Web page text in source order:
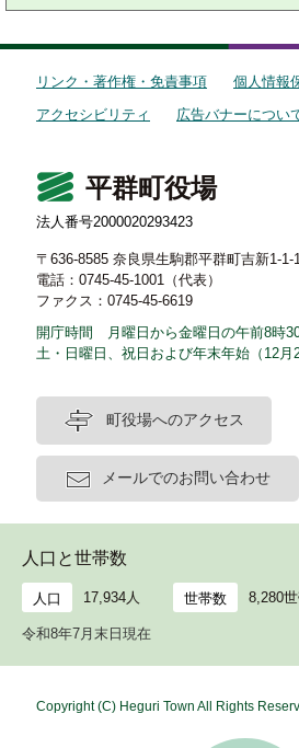
リンク・著作権・免責事項
個人情報
アクセシビリティ
広告バナーについ
平群町役場
法人番号2000020293423
〒636-8585 奈良県生駒郡平群町吉新1-1-
電話：0745-45-1001（代表）
ファクス：0745-45-6619
開庁時間 月曜日から金曜日の午前8時
土・日曜日、祝日および年末年始（12月
町役場へのアクセス
メールでのお問い合わせ
人口と世帯数
人口 17,934人 世帯数 8,280
令和8年7月末日現在
Copyright (C) Heguri Town All Rights